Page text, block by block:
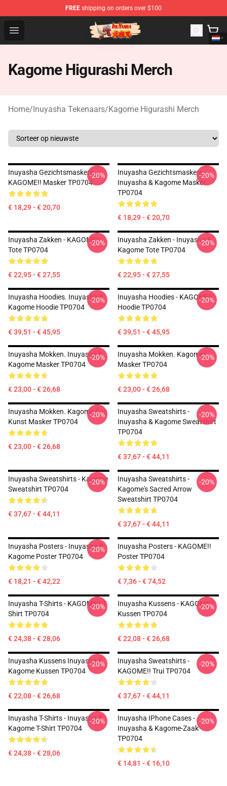
FREE shipping on orders over $100
Open menu
Inuyasha Store - Official Inuyasha Merchandise Shop
Kagome Higurashi Merch
Home/Inuyasha Tekenaars/Kagome Higurashi Merch
Inuyasha Gezichtsmaskers -
KAGOME!! Masker TP0704
€ 18,29 - € 20,70
-20%
Inuyasha Gezichtsmaskers.
Inuyasha & Kagome Masker
TP0704
€ 18,29 - € 20,70
-20%
Inuyasha Zakken - KAGOME!!
Tote TP0704
€ 22,95 - € 27,55
-20%
Inuyasha Zakken - Inuyasha &
Kagome Tote TP0704
€ 22,95 - € 27,55
-20%
Inuyasha Hoodies. Inuyasha &
Kagome Hoodie TP0704
€ 39,51 - € 45,95
-20%
Inuyasha Hoodies - KAGOME!!
Hoodie TP0704
€ 39,51 - € 45,95
-20%
Inuyasha Mokken. Inuyasha &
Kagome Masker TP0704
€ 23,00 - € 26,68
-20%
Inuyasha Mokken. Kagome!!
Masker TP0704
€ 23,00 - € 26,68
-20%
Inuyasha Mokken. Kagome Fan
Kunst Masker TP0704
€ 23,00 - € 26,68
-20%
Inuyasha Sweatshirts -
Inuyasha & Kagome Sweatshirt
TP0704
€ 37,67 - € 44,11
-20%
Inuyasha Sweatshirts - Kagome
Sweatshirt TP0704
€ 37,67 - € 44,11
-20%
Inuyasha Sweatshirts -
Kagome's Sacred Arrow
Sweatshirt TP0704
€ 37,67 - € 44,11
-20%
Inuyasha Posters - Inuyasha &
Kagome Poster TP0704
€ 18,21 - € 42,22
-20%
Inuyasha Posters - KAGOME!!
Poster TP0704
€ 7,36 - € 74,52
Inuyasha T-Shirts - KAGOME!! T-
Shirt TP0704
€ 24,38 - € 28,06
-20%
Inuyasha Kussens - KAGOME!!
Kussen TP0704
€ 22,08 - € 26,68
-20%
Inuyasha Kussens Inuyasha &
Kagome Kussen TP0704
€ 22,08 - € 26,68
-20%
Inuyasha Sweatshirts -
KAGOME!! Trui TP0704
€ 37,67 - € 44,11
-20%
Inuyasha T-Shirts - Inuyasha &
Kagome T-Shirt TP0704
€ 24,38 - € 28,06
-20%
Inuyasha IPhone Cases -
Inuyasha & Kagome-Zaak
TP0704
€ 14,81 - € 16,10
-20%